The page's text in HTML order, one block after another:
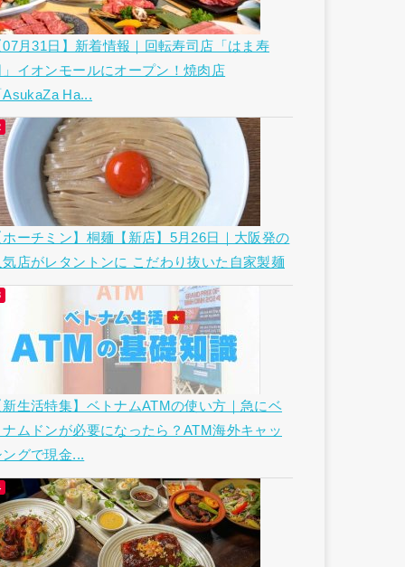
07月31日】新着情報｜回転寿司店「はま寿
」イオンモールにオープン！焼肉店
AsukaZa Ha...
ホーチミン】桐麺【新店】5月26日｜大阪発の
気店がレタントンに こだわり抜いた自家製麺
新生活特集】ベトナムATMの使い方｜急にベ
ナムドンが必要になったら？ATM海外キャッ
ングで現金...